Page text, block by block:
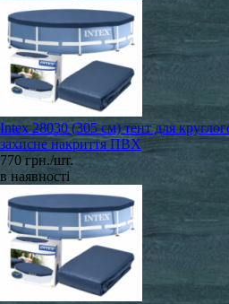
Intex 28030 (305 см) тент для
захисне накриття ПВХ
770 грн./шт.
в наявності